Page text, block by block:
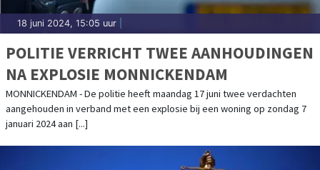
18 juni 2024, 15:05 uur
POLITIE VERRICHT TWEE AANHOUDINGEN
NA EXPLOSIE MONNICKENDAM
MONNICKENDAM - De politie heeft maandag 17 juni twee verdachten
aangehouden in verband met een explosie bij een woning op zondag 7
januari 2024 aan [...]